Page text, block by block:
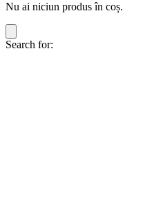
Nu ai niciun produs în coș.
Search for: